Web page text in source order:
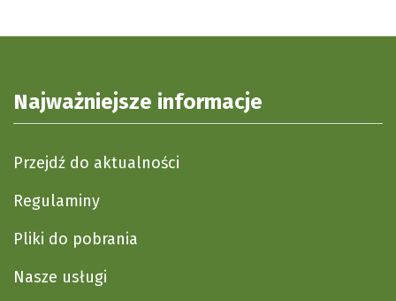
Najważniejsze informacje
Przejdź do aktualności
Regulaminy
Pliki do pobrania
Nasze usługi